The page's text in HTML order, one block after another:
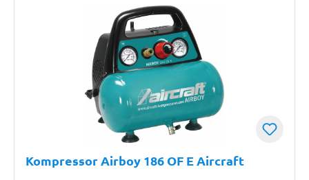
Kompressor Airboy 186 OF E Aircraft